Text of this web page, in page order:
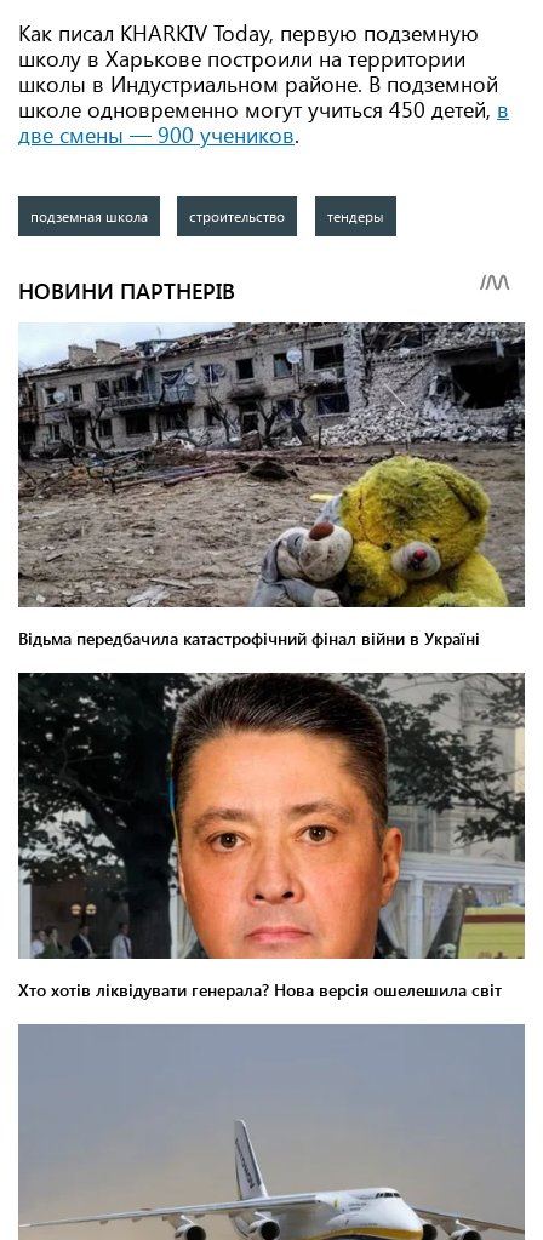
Как писал KHARKIV Today, первую подземную
школу в Харькове построили на территории
школы в Индустриальном районе. В подземной
школе одновременно могут учиться 450 детей, в
две смены — 900 учеников.
подземная школа строительство тендеры